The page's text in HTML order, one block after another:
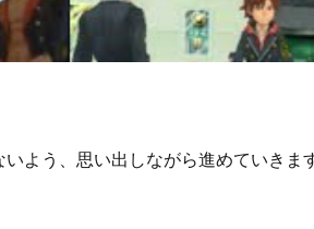
よう、思い出しながら進めていきま